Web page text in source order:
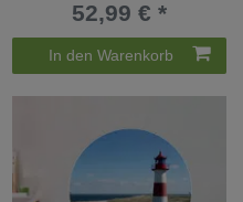
52,99 € *
In den Warenkorb